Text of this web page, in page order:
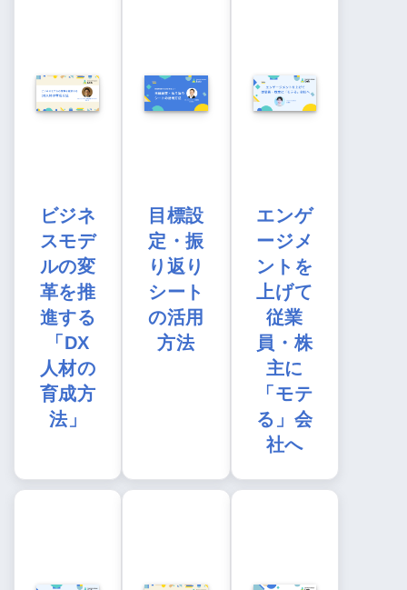
ビジネ
スモデ
ルの変
革を推
進する
「DX
人材の
育成方
法」
目標設
定・振
り返り
シート
の活用
方法
エンゲ
ージメ
ントを
上げて
従業
員・株
主に
「モテ
る」会
社へ